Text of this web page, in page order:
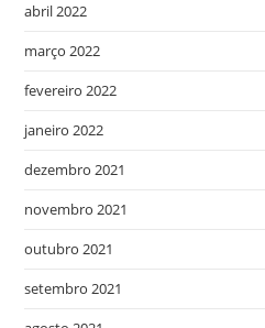
abril 2022
março 2022
fevereiro 2022
janeiro 2022
dezembro 2021
novembro 2021
outubro 2021
setembro 2021